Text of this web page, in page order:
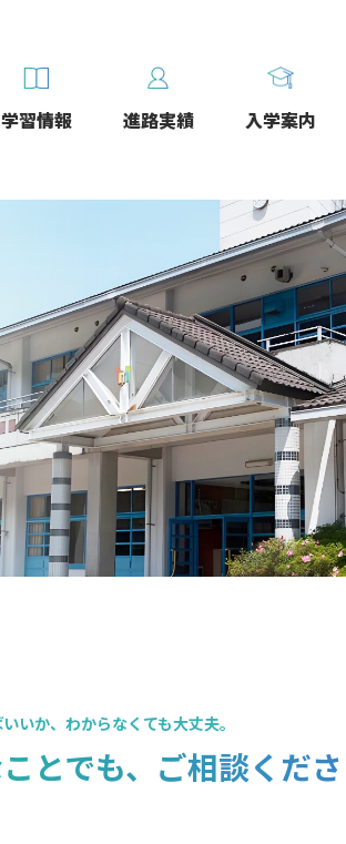
学習情報 進路実績 入学案内
いか、 わからなくても大丈夫。
とでも、 ご相談くだ